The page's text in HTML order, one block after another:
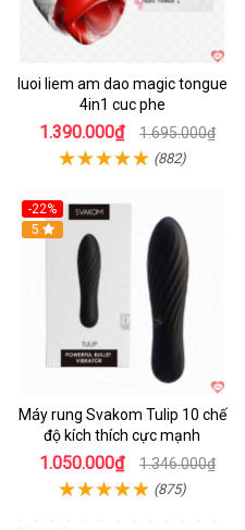
luoi liem am dao magic tongue
4in1 cuc phe
1.390.000₫ 1.695.000₫
(882)
-22%
Hot
5
Máy rung Svakom Tulip 10 chế
độ kích thích cực mạnh
1.050.000₫ 1.346.000₫
(875)